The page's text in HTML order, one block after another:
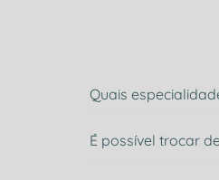
Quais
É possível trocar